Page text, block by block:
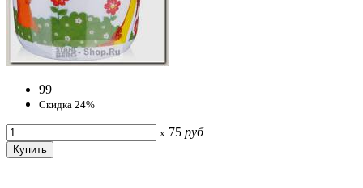
99
Скидка 24%
x 75 руб